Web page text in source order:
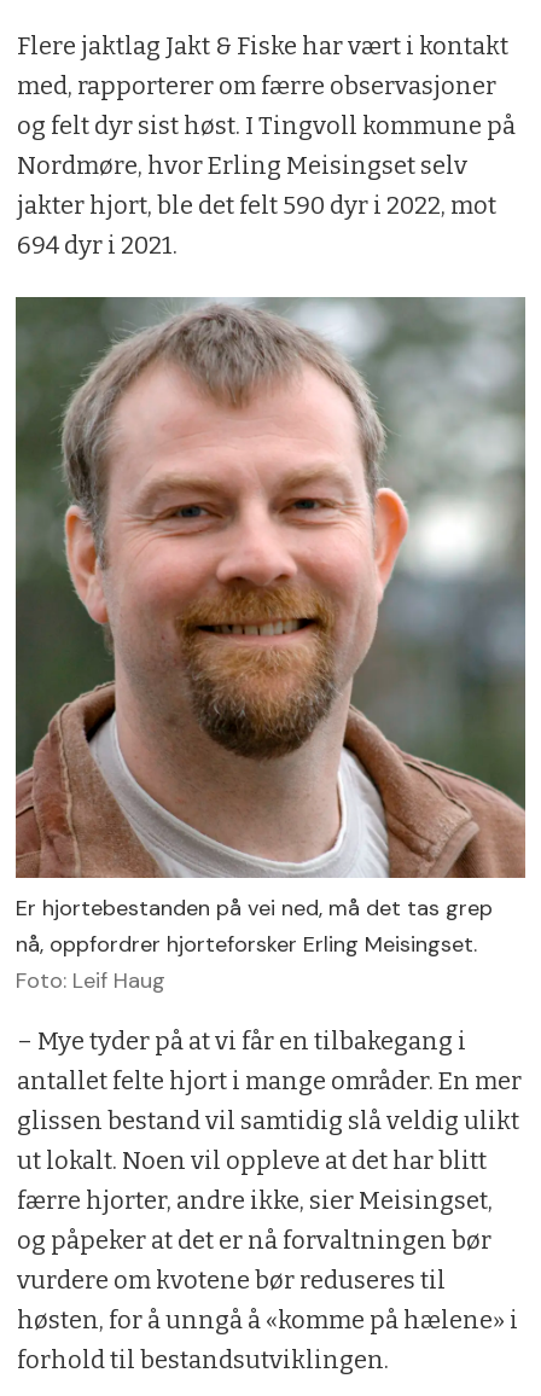
Flere jaktlag Jakt & Fiske har vært i kontakt
med, rapporterer om færre observasjoner
og felt dyr sist høst. I Tingvoll kommune på
Nordmøre, hvor Erling Meisingset selv
jakter hjort, ble det felt 590 dyr i 2022, mot
694 dyr i 2021.
Er hjortebestanden på vei ned, må det tas grep
nå, oppfordrer hjorteforsker Erling Meisingset.
Foto: Leif Haug
– Mye tyder på at vi får en tilbakegang i
antallet felte hjort i mange områder. En mer
glissen bestand vil samtidig slå veldig ulikt
ut lokalt. Noen vil oppleve at det har blitt
færre hjorter, andre ikke, sier Meisingset,
og påpeker at det er nå forvaltningen bør
vurdere om kvotene bør reduseres til
høsten, for å unngå å «komme på hælene» i
forhold til bestandsutviklingen.